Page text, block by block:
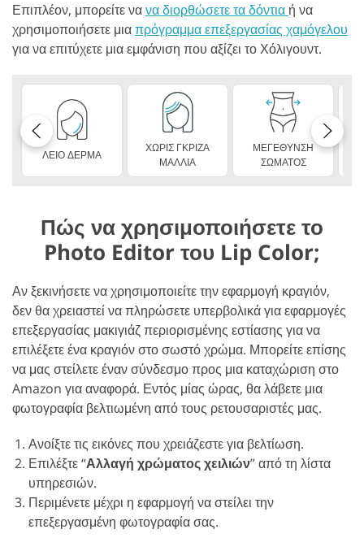
Επιπλέον, μπορείτε νανα διορθώσετε τα δόντια ή να
χρησιμοποιήσετε μιαπρόγραμμα επεξεργασίας χαμόγελου
για να επιτύχετε μια εμφάνιση που αξίζει το Χόλιγουντ.
ΛΕΙΟ ΔΕΡΜΑ
ΧΩΡΙΣ ΓΚΡΙΖΑ
ΜΑΛΛΙΑ
ΜΕΓΕΘΥΝΣΗ
ΣΩΜΑΤΟΣ
Πώς να χρησιμοποιήσετε το
Photo Editor του Lip Color;
Αν ξεκινήσετε να χρησιμοποιείτε την εφαρμογή κραγιόν,
δεν θα χρειαστεί να πληρώσετε υπερβολικά για εφαρμογές
επεξεργασίας μακιγιάζ περιορισμένης εστίασης για να
επιλέξετε ένα κραγιόν στο σωστό χρώμα. Μπορείτε επίσης
να μας στείλετε έναν σύνδεσμο προς μια καταχώριση στο
Amazon για αναφορά. Εντός μίας ώρας, θα λάβετε μια
φωτογραφία βελτιωμένη από τους ρετουσαριστές μας.
Ανοίξτε τις εικόνες που χρειάζεστε για βελτίωση.
Επιλέξτε “Αλλαγή χρώματος χειλιών” από τη λίστα
υπηρεσιών.
Περιμένετε μέχρι η εφαρμογή να στείλει την
επεξεργασμένη φωτογραφία σας.